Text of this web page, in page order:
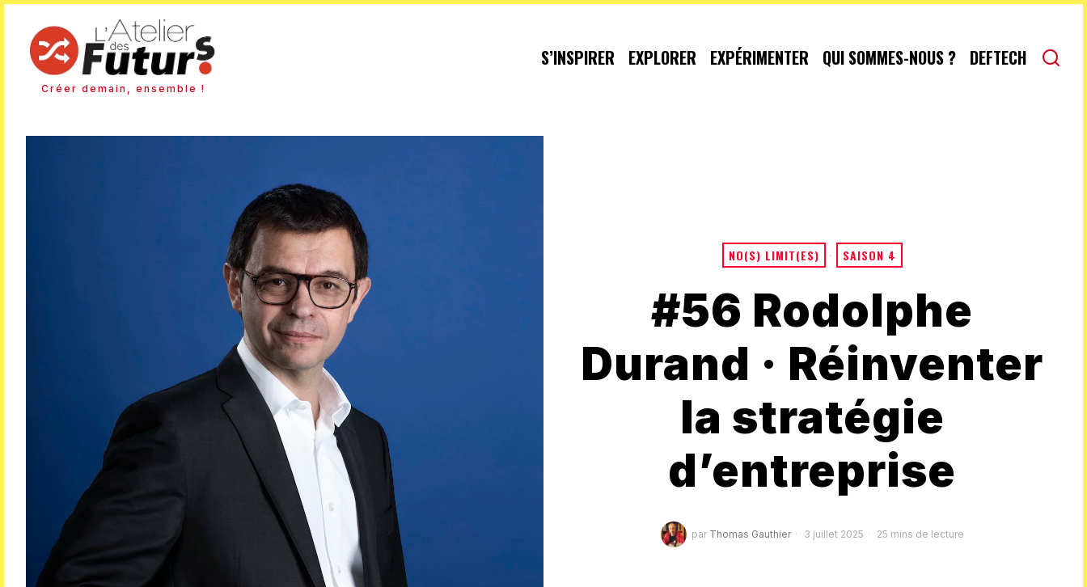
Créer demain, ensemble !
S’INSPIRER EXPLORER EXPÉRIMENTER QUI SOMMES-NOUS ? DEFTECH
NO(S) LIMIT(ES) · SAISON 4
#56 Rodolphe
Durand · Réinventer
la stratégie
d’entreprise
par Thomas Gauthier 3 juillet 2025 25 mins de lecture